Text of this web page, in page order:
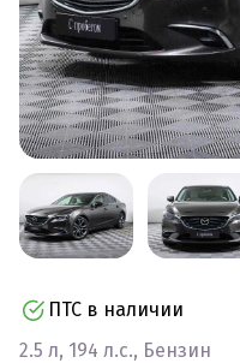
ПТС в наличии
2.5 л, 194 л.с., Бензин